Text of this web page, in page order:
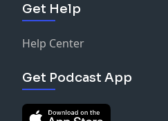
Get Help
Help Center
Get Podcast App